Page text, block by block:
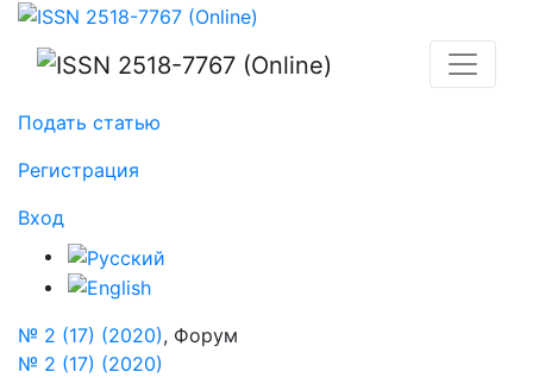
Петербург в творчестве Анны Остроумовой-
Подать статью
Регистрация
Вход
№ 2 (17) (2020), Форум
№ 2 (17) (2020)